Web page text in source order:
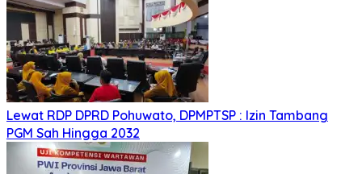
Lewat RDP DPRD Pohuwato, DPMPTSP : Izin Tambang
PGM Sah Hingga 2032